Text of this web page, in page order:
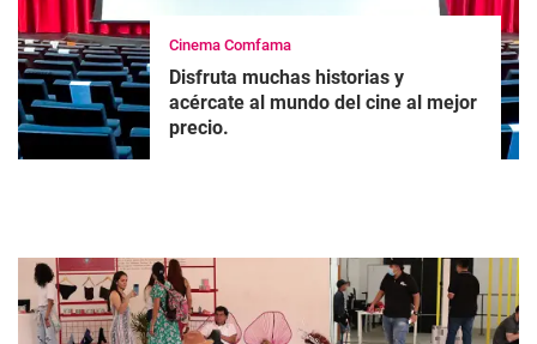
Cinema Comfama
Disfruta muchas historias y
acércate al mundo del cine al mejor
precio.